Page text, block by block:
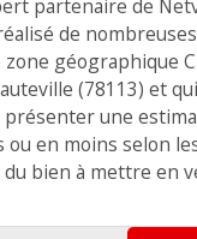
partenaire de
de
géographique
(78113) et
présenter une
en moins selon
bien à mettre en